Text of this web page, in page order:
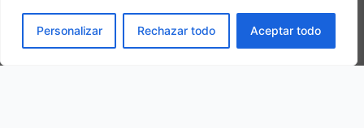
Personalizar Rechazar todo Aceptar todo
Camera tripla
In una camera tripla, 3 adulti alloggiano nella stessa stanza
PRENOTA